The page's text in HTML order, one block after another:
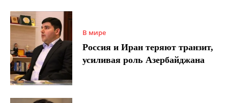
В мире
Россия и Иран теряют транзит,
усиливая роль Азербайджана